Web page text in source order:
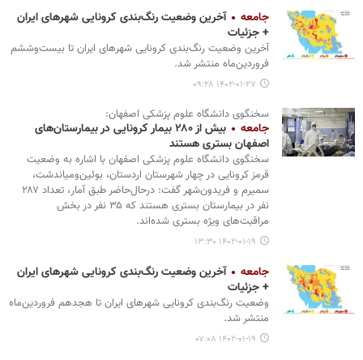
جامعه
آخرین وضعیت رنگ‌بندی کرونایی شهرهای ایران
+ جزئیات
آخرین وضعیت رنگ‌بندی کرونایی شهرهای ایران تا بیست‌وششم
فروردین‌ماه منتشر شد.
۱۴۰۲-۰۱-۲۷ ۰۹:۲۸
سخنگوی دانشگاه علوم پزشکی اصفهان:
جامعه
بیش از ۲۸۰ بیمار کرونایی در بیمارستان‌های
اصفهان بستری هستند
سخنگوی دانشگاه علوم پزشکی اصفهان با اشاره به وضعیت
قرمز کرونایی در چهار شهرستان اردستان، بوئین‌ومیاندشت،
سمیرم و فریدون‌شهر گفت: درحال‌حاضر طبق آمار، تعداد ۲۸۷
نفر در بیمارستان بستری هستند که ۳۵ نفر در بخش
مراقبت‌های ویژه بستری شده‌اند.
۱۴۰۲-۰۱-۱۹ ۱۳:۳۰
جامعه
آخرین وضعیت رنگ‌بندی کرونایی شهرهای ایران
+ جزئیات
وضعیت رنگ‌بندی کرونایی شهرهای ایران تا هجدهم فروردین‌ماه
منتشر شد.
۱۴۰۲-۰۱-۱۹ ۰۷:۰۸